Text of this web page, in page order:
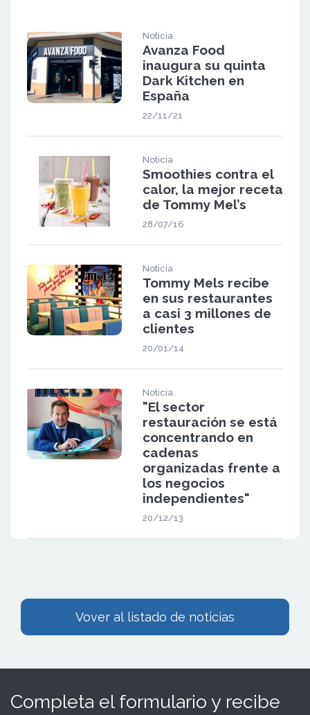
Noticia
Avanza Food
inaugura su quinta
Dark Kitchen en
España
22/11/21
Noticia
Smoothies contra el
calor, la mejor receta
de Tommy Mel’s
28/07/16
Noticia
Tommy Mels recibe
en sus restaurantes
a casi 3 millones de
clientes
20/01/14
Noticia
"El sector
restauración se está
concentrando en
cadenas
organizadas frente a
los negocios
independientes"
20/12/13
Vover al listado de noticias
Completa el formulario y recibe